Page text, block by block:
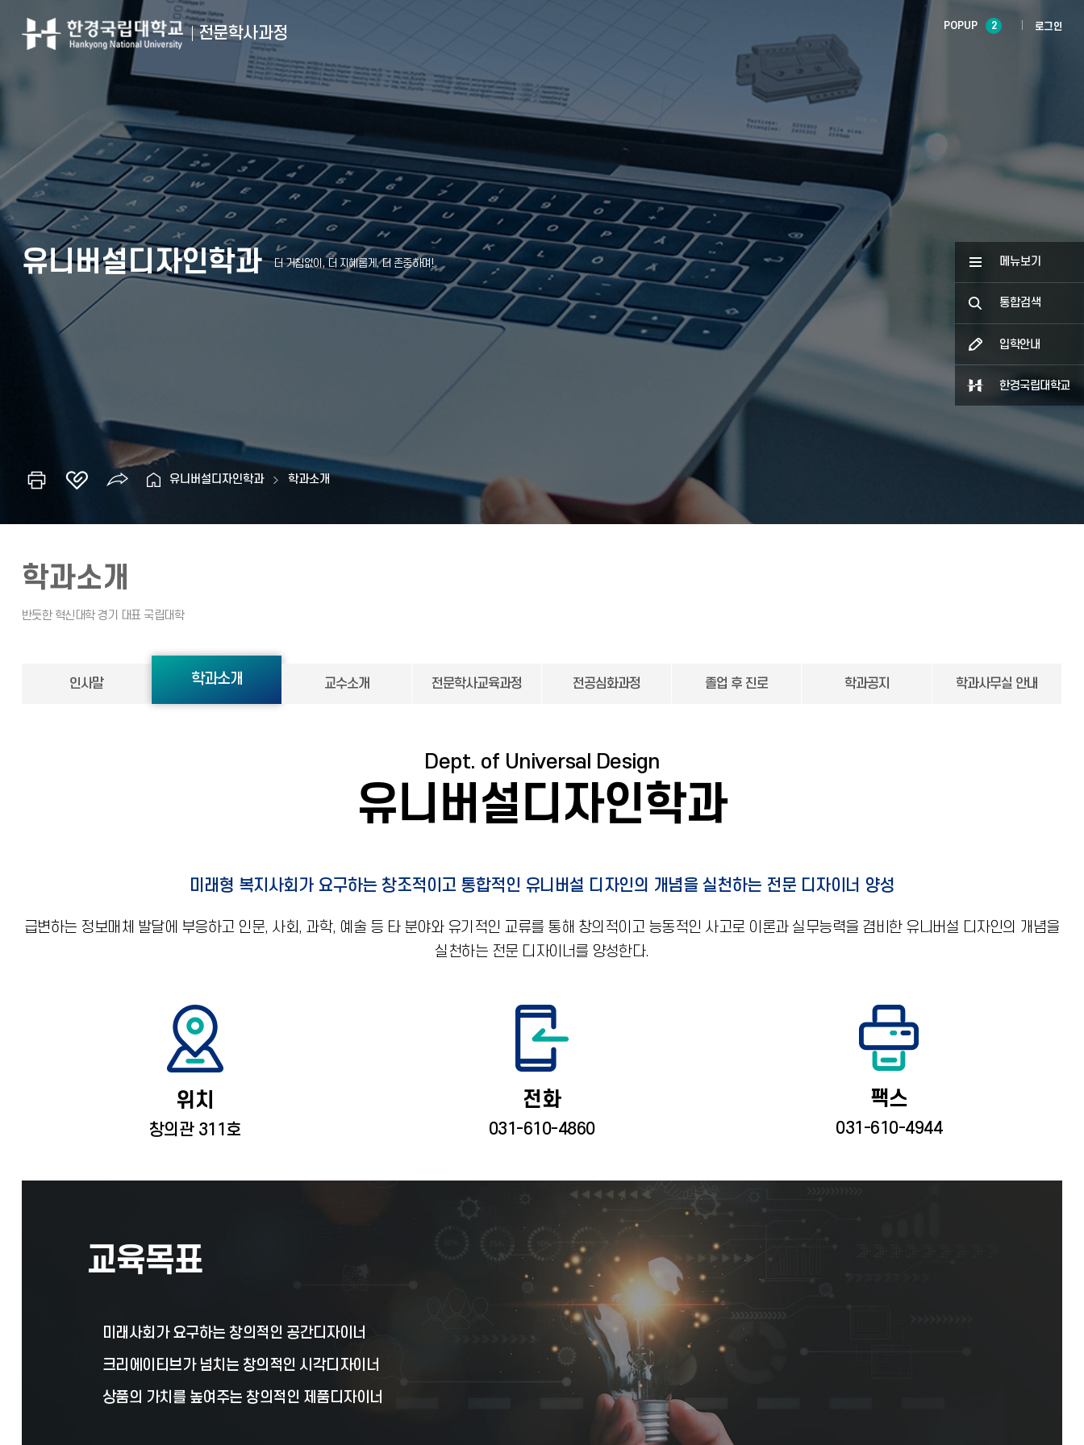
전문학사과정 POPUP 2 로그인
메뉴보기
통합검색
입학안내
한경국립대학교
유니버설디자인학과
유니버설디자인학과 학과소개
학과소개
인사말 학과소개 교수소개 전문학사교육과정 전공심화과정 졸업 후 진로 학과공지 학과사무실 안내
Dept. of Universal Design
유니버설디자인학과
미래형 복지사회가 요구하는 창조적이고 통합적인 유니버설 디자인의 개념을 실천하는 전문 디자이너 양성
급변하는 정보매체 발달에 부응하고 인문, 사회, 과학, 예술 등 타 분야와 유기적인 교류를 통해 창의적이고 능동적인 사고로 이론과 실무능력을 겸비한 유니버설 디자인의 개념을
실천하는 전문 디자이너를 양성한다.
위치
창의관 311호
전화
031-610-4860
팩스
031-610-4944
교육목표
미래사회가 요구하는 창의적인 공간디자이너
크리에이티브가 넘치는 창의적인 시각디자이너
상품의 가치를 높여주는 창의적인 제품디자이너